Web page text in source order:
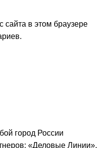
в этом браузере
город России
«Деловые Линии»,